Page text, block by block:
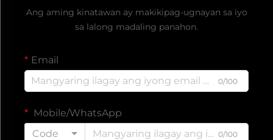
Ang aming kinatawan ay makikipag-ugnayan sa iyo
sa lalong madaling panahon.
Email
0/100
Mobile/WhatsApp
Code
0/100